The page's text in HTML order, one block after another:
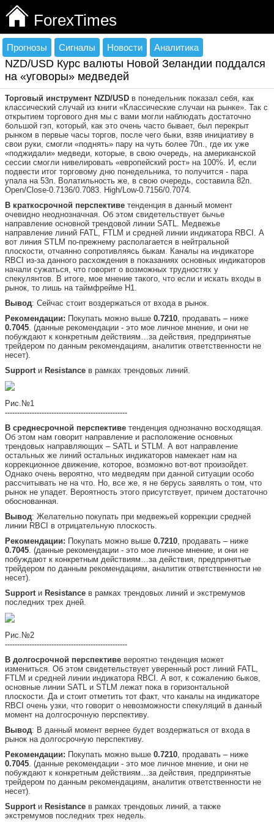
ForexTimes
Прогнозы Сигналы Новости Аналитика
NZD/USD Курс валюты Новой Зеландии поддался
на «уговоры» медведей
Торговый инструмент NZD/USD в понедельник показал себя, как
классический случай из книги «Классические случаи на рынке». Так с
открытием торгового дня мы с вами могли наблюдать достаточно
большой гэп, который, как это очень часто бывает, был перекрыт
рынком в первые часы торгов, после чего быки, взяв инициативу в
свои руки, смогли «поднять» пару на чуть более 70п., где их уже
«поджидали» медведи, которые, в свою очередь, на американской
сессии смогли нивелировать «европейский рост» на 100%. И, если
подвести итог торговому дню понедельника, то получится - пара
упала на 53п. Волатильность же, в свою очередь, составила 82п.
Open/Close-0.7136/0.7083. High/Low-0.7156/0.7074.
В краткосрочной перспективе тенденция в данный момент
очевидно неоднозначная. Об этом свидетельствует бычье
направление основной трендовой линии SATL. Медвежье
направление линий FATL, FTLM и средней линии индикатора RBCI. А
вот линия STLM по-прежнему располагается в нейтральной
плоскости, отчаянно сопротивляясь быкам. Каналы на индикаторе
RBCI из-за данного расхождения в показаниях основных индикаторов
начали сужаться, что говорит о возможных трудностях у
спекулянтов. В итоге, мое мнение такого, что если и искать входы в
рынок, то лишь на таймфрейме Н1.
Вывод: Сейчас стоит воздержаться от входа в рынок.
Рекомендации: Покупать можно выше 0.7210, продавать – ниже
0.7045. (данные рекомендации - это мое личное мнение, и они не
побуждают к конкретным действиям…за действия, предпринятые
трейдером по данным рекомендациям, аналитик ответственности не
несет).
Supportи Resistance в рамках трендовых линий.
Рис.№1
--------------------------------------------------
В среднесрочной перспективе тенденция однозначно восходящая.
Об этом нам говорит направление и расположение основных
трендовых направляющих – SATL и STLM. А вот направление
остальных же линий остальных индикаторов намекает нам на
коррекционное движение, которое, возможно вот-вот произойдет.
Однако очень вероятно, что медведям при данной ситуации особо
рассчитывать не на что. Но, все же, я не берусь заявлять о том, что
рынок не упадет. Вероятность этого присутствует, причем достаточно
обоснованная.
Вывод: Желательно покупать при медвежьей коррекции средней
линии RBCI в отрицательную плоскость.
Рекомендации: Покупать можно выше 0.7210, продавать – ниже
0.7045. (данные рекомендации - это мое личное мнение, и они не
побуждают к конкретным действиям…за действия, предпринятые
трейдером по данным рекомендациям, аналитик ответственности не
несет).
Supportи Resistance в рамках трендовых линий и экстремумов
последних трех дней.
Рис.№2
--------------------------------------------------
В долгосрочной перспективе вероятно тенденция может
измениться. Об этом свидетельствует уверенный рост линий FATL,
FTLM и средней линии индикатора RBCI. А вот, к сожалению быков,
основные линии SATL и STLM лежат пока в горизонтальной
плоскости. Да и стоит отметить тот факт, что каналы на индикаторе
RBCI очень узки, что говорит о невозможности спекуляций в данный
момент на долгосрочную перспективу.
Вывод: В данный момент вернее будет воздержаться от входа в
рынок на долгосрочную перспективу.
Рекомендации: Покупать можно выше 0.7210, продавать – ниже
0.7045. (данные рекомендации - это мое личное мнение, и они не
побуждают к конкретным действиям…за действия, предпринятые
трейдером по данным рекомендациям, аналитик ответственности не
несет).
Supportи Resistance в рамках трендовых линий, а также
экстремумов последних трех недель.